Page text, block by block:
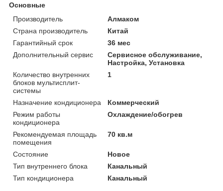
Основные
Производитель
Алмаком
Страна производитель
Китай
Гарантийный срок
36 мес
Дополнительный сервис
Сервисное обслуживание,
Настройка, Установка
Количество внутренних
блоков мультисплит-
системы
1
Назначение кондиционера
Коммерческий
Режим работы
кондиционера
Охлаждение/обогрев
Рекомендуемая площадь
помещения
70 кв.м
Состояние
Новое
Тип внутреннего блока
Канальный
Тип кондиционера
Канальный